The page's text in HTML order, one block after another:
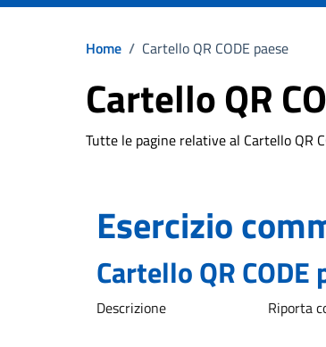
Home / Cartello QR CODE paese
Cartello QR
Tutte le pagine relative al Cartello QR
Esercizio
Cartello QR CODE
Descrizione Riporta